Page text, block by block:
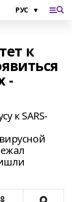
к
-
к SARS-